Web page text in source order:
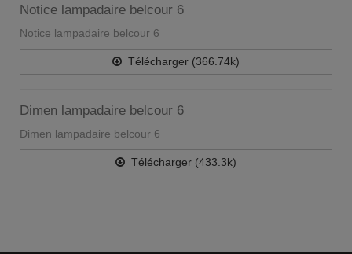
Notice lampadaire belcour 6
Notice lampadaire belcour 6
Télécharger (366.74k)
Dimen lampadaire belcour 6
Dimen lampadaire belcour 6
Télécharger (433.3k)